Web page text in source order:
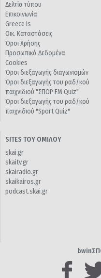
Δελτία τύπου
Επικοινωνία
Greece Is
Οικ. Καταστάσεις
Όροι Χρήσης
Προσωπικά Δεδομένα
Cookies
Όροι διεξαγωγής διαγωνισμών
Όροι διεξαγωγής του ραδ/κού
παιχνιδιού "ΣΠΟΡ FM Quiz"
Όροι διεξαγωγής του ραδ/κού
παιχνιδιού "Sport Quiz"
SITES ΤΟΥ ΟΜΙΛΟΥ
skai.gr
skaitv.gr
skairadio.gr
skaikairos.gr
podcast.skai.gr